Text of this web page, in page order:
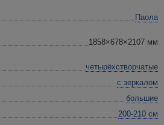
Паола
1858×678×2107 мм
четырёхстворчатые
с зеркалом
большие
200-210 см